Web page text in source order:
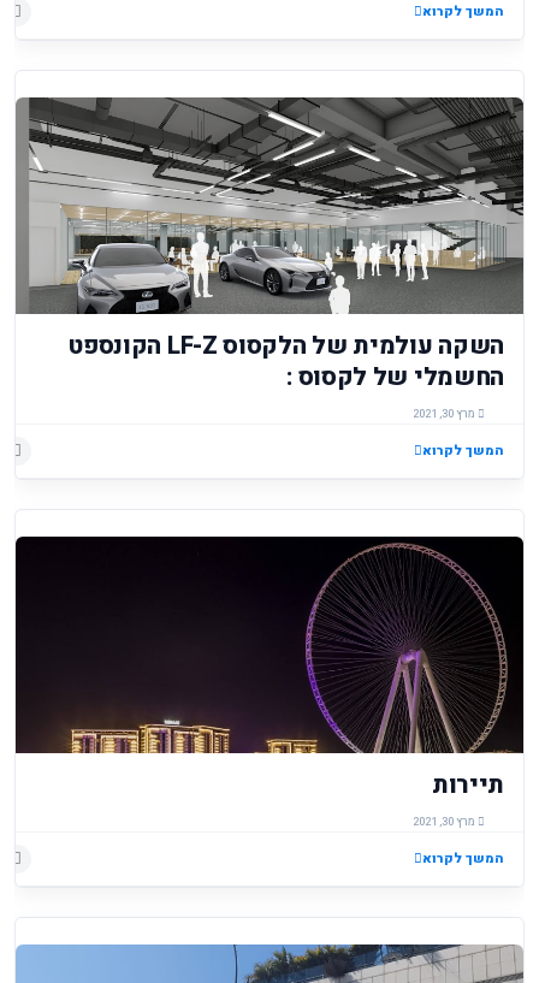
המשך לקרוא
השקה עולמית של הלקסוס LF-Z הקונספט
החשמלי של לקסוס :
מרץ 30, 2021
המשך לקרוא
תיירות
מרץ 30, 2021
המשך לקרוא